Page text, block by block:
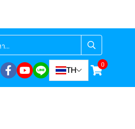
TH 0